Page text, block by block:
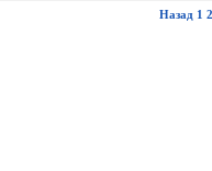
Назад 1 2